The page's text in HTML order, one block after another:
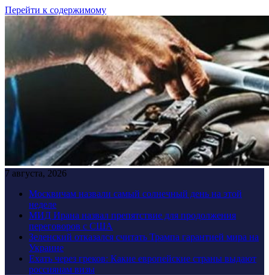
Перейти к содержимому
7 августа, 2026
Москвичам назвали самый солнечный день на этой
неделе
МИД Ирана назвал препятствие для продолжения
переговоров с США
Зеленский отказался считать Трампа гарантией мира на
Украине
Ехать через греков: Какие европейские страны выдают
россиянам визы